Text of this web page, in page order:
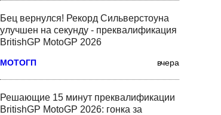
Бец вернулся! Рекорд Сильверстоуна
улучшен на секунду - преквалификация
BritishGP MotoGP 2026
МОТОГП вчера
Решающие 15 минут преквалификации
BritishGP MotoGP 2026: гонка за